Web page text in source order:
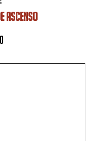
ASCENSO